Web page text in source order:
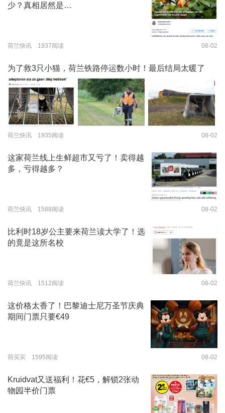
少？真相居然是…
荷兰快讯 1937阅读 08-02
为了救3只小猫，荷兰铁路停运数小时！最后结局太暖了
荷兰快讯 1935阅读 08-02
这家荷兰线上生鲜超市又亏了！卖得越
多，亏得越多？
荷兰快讯 1588阅读 08-02
比利时18岁公主要来荷兰读大学了！选
的竟是这所名校
荷兰快讯 1512阅读 08-02
这价格太香了！巴黎迪士尼万圣节庆典
期间门票只要€49
荷买买 1595阅读 08-02
Kruidvat又送福利！花€5，解锁2张动
物园半价门票